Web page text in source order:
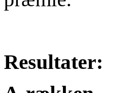
Resultater: